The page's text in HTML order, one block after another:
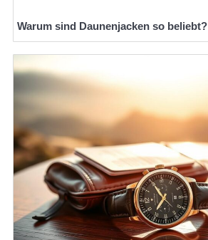
Warum sind Daunenjacken so beliebt?